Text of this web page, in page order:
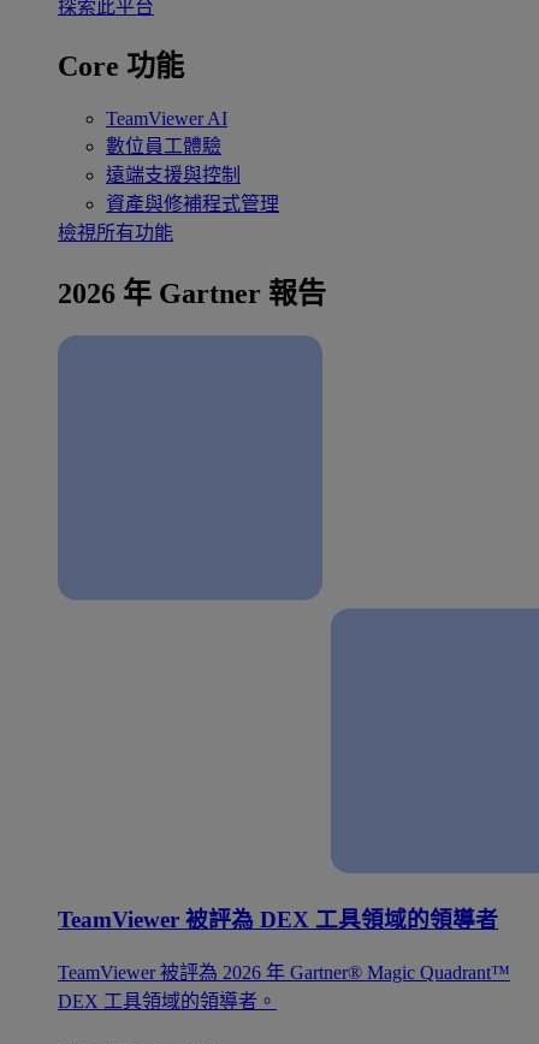
探索此平台
Core 功能
TeamViewer AI
數位員工體驗
遠端支援與控制
資產與修補程式管理
檢視所有功能
2026 年 Gartner 報告
TeamViewer 被評為 DEX 工具領域的領導者
TeamViewer 被評為 2026 年 Gartner® Magic Quadrant™
DEX 工具領域的領導者。